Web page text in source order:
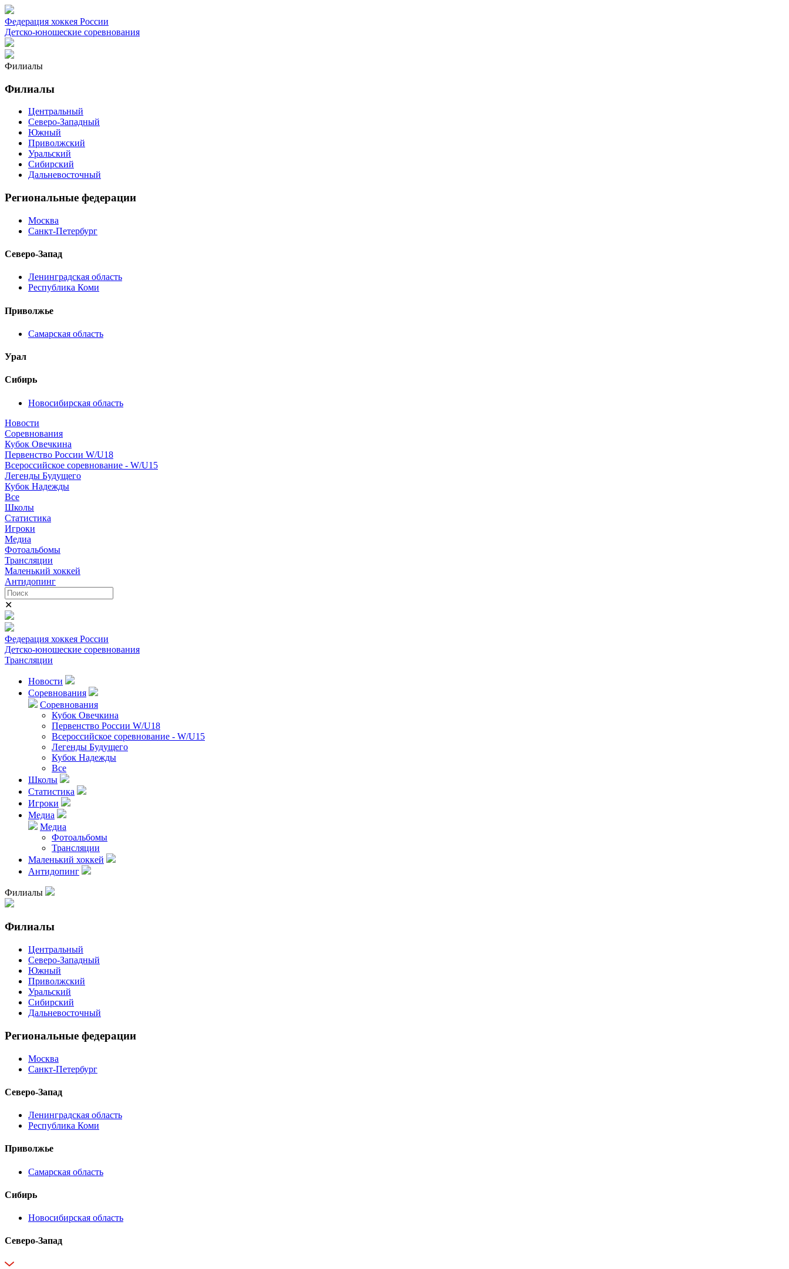
Федерация хоккея России
Детско-юношеские соревнования
Филиалы
Филиалы
Центральный
Северо-Западный
Южный
Приволжский
Уральский
Сибирский
Дальневосточный
Региональные федерации
Москва
Санкт-Петербург
Северо-Запад
Ленинградская область
Республика Коми
Приволжье
Самарская область
Урал
Сибирь
Новосибирская область
Новости
Соревнования
Кубок Овечкина
Первенство России W/U18
Всероссийское соревнование - W/U15
Легенды Будущего
Кубок Надежды
Все
Школы
Статистика
Игроки
Медиа
Фотоальбомы
Трансляции
Маленький хоккей
Антидопинг
✕
Федерация хоккея России
Детско-юношеские соревнования
Трансляции
Новости
Соревнования
Соревнования
Кубок Овечкина
Первенство России W/U18
Всероссийское соревнование - W/U15
Легенды Будущего
Кубок Надежды
Все
Школы
Статистика
Игроки
Медиа
Медиа
Фотоальбомы
Трансляции
Маленький хоккей
Антидопинг
Филиалы
Филиалы
Центральный
Северо-Западный
Южный
Приволжский
Уральский
Сибирский
Дальневосточный
Региональные федерации
Москва
Санкт-Петербург
Северо-Запад
Ленинградская область
Республика Коми
Приволжье
Самарская область
Сибирь
Новосибирская область
Северо-Запад